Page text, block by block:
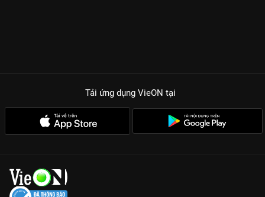
Tải ứng dụng VieON tại